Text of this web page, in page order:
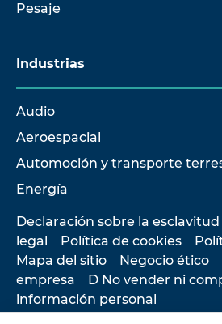
Pesaje
Industrias
Audio
Aeroespacial
Automoción y transporte
Energía
Declaración sobre la
legal
Política de cookies
Mapa del sitio
Negocio ético
empresa
D No vender ni
información personal